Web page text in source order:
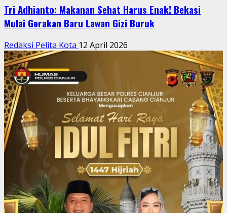
Tri Adhianto: Makanan Sehat Harus Enak! Bekasi
Mulai Gerakan Baru Lawan Gizi Buruk
Redaksi Pelita Kota 12 April 2026